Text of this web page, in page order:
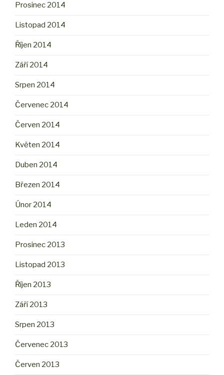
Prosinec 2014
Listopad 2014
Říjen 2014
Září 2014
Srpen 2014
Červenec 2014
Červen 2014
Květen 2014
Duben 2014
Březen 2014
Únor 2014
Leden 2014
Prosinec 2013
Listopad 2013
Říjen 2013
Září 2013
Srpen 2013
Červenec 2013
Červen 2013